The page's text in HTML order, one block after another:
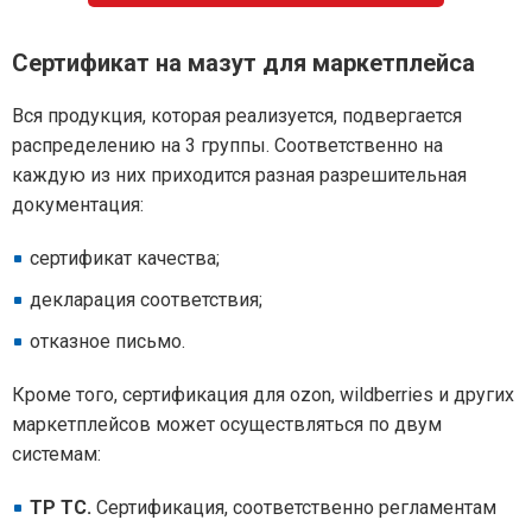
Сертификат на мазут для маркетплейса
Вся продукция, которая реализуется, подвергается
распределению на 3 группы. Соответственно на
каждую из них приходится разная разрешительная
документация:
сертификат качества;
декларация соответствия;
отказное письмо.
Кроме того, сертификация для ozon, wildberries и других
маркетплейсов может осуществляться по двум
системам:
ТР ТС. Сертификация, соответственно регламентам